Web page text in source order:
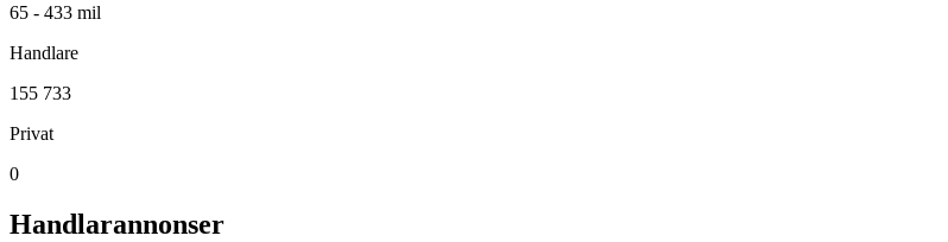
65 - 433 mil
Handlare
155 733
Privat
0
Handlarannonser